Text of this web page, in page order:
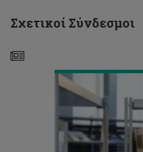
Σχετικοί Σύνδεσμοι
Εαρινού
Εξαμήνου
για